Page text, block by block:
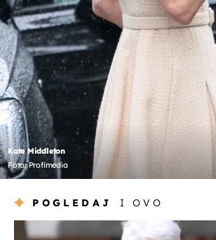
Kate Middleton
Foto: Profimedia
POGLEDAJ I OVO